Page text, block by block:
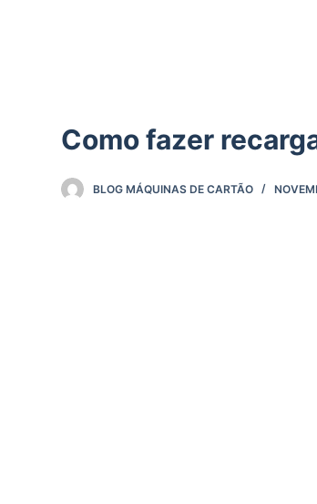
Como fazer
BLOG MÁQUINAS DE CARTÃO